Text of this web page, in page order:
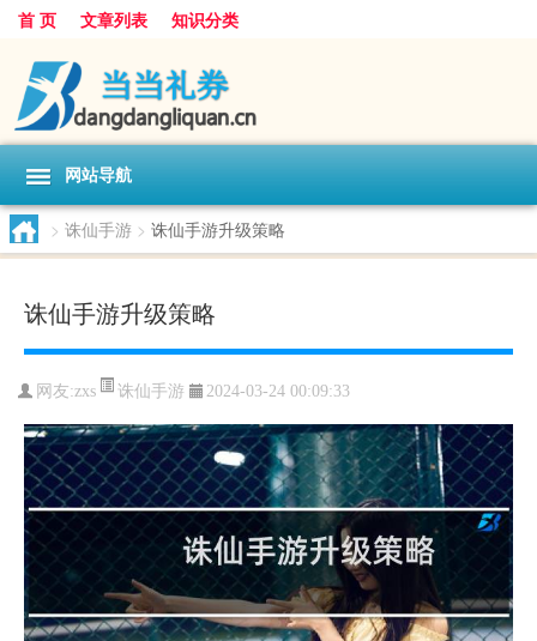
首 页 文章列表 知识分类
网站导航
> 诛仙手游 > 诛仙手游升级策略
诛仙手游升级策略
网友:zxs 诛仙手游 2024-03-24 00:09:33